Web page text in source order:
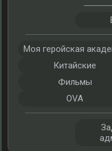
Моя геройская
Китайские
Фильмы
OVA